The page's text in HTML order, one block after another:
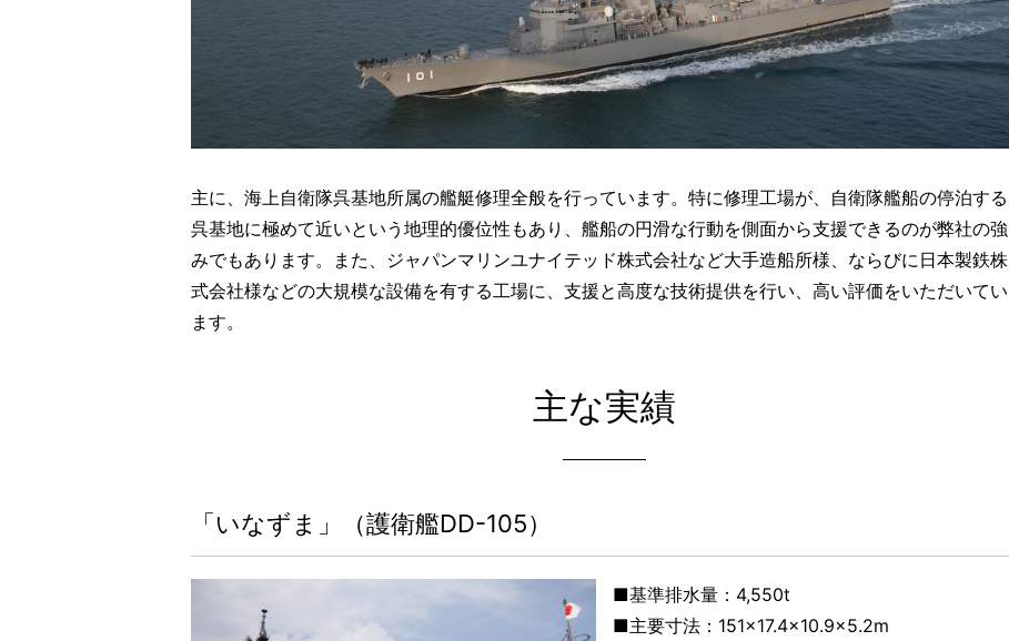
主に、海上自衛隊呉基地所属の艦艇修理全般を行っています。特に修理工場が、自衛隊艦船の停泊する
呉基地に極めて近いという地理的優位性もあり、艦船の円滑な行動を側面から支援できるのが弊社の強
みでもあります。また、ジャパンマリンユナイテッド株式会社など大手造船所様、ならびに日本製鉄株
式会社様などの大規模な設備を有する工場に、支援と高度な技術提供を行い、高い評価をいただいてい
ます。
主な実績
「いなずま」（護衛艦DD-105）
■基準排水量：4,550t
■主要寸法：151×17.4×10.9×5.2m